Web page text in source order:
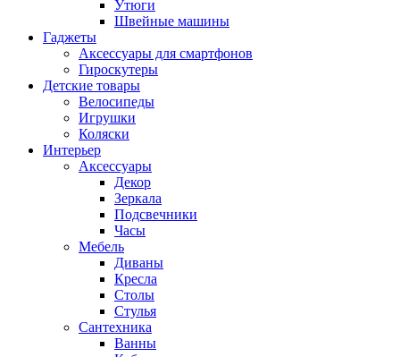
Утюги
Швейные машины
Гаджеты
Аксессуары для смартфонов
Гироскутеры
Детские товары
Велосипеды
Игрушки
Коляски
Интерьер
Аксессуары
Декор
Зеркала
Подсвечники
Часы
Мебель
Диваны
Кресла
Столы
Стулья
Сантехника
Ванны